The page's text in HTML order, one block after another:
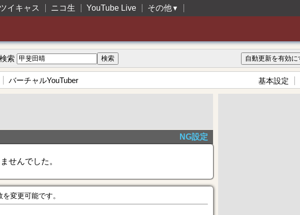
イキャス ニコ生 YouTube Live その他▼
検索
バーチャルYouTuber 基本設定
NG設定
せんでした。
変更可能です。